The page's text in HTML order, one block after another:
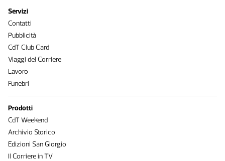
Servizi
Contatti
Pubblicità
CdT Club Card
Viaggi del Corriere
Lavoro
Funebri
Prodotti
CdT Weekend
Archivio Storico
Edizioni San Giorgio
Il Corriere in TV